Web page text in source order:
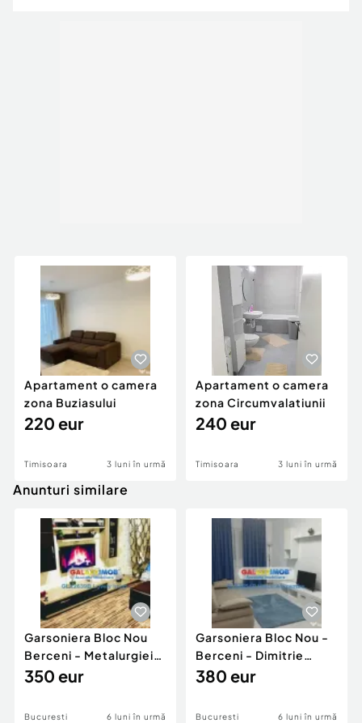
Apartament o camera
zona Buziasului
220 eur
Timisoara 3 luni în urmă
Apartament o camera
zona Circumvalatiunii
240 eur
Timisoara 3 luni în urmă
Anunturi similare
Garsoniera Bloc Nou
Berceni - Metalurgiei
Park - Postalionul
350 eur
Bucuresti 6 luni în urmă
Garsoniera Bloc Nou -
Berceni - Dimitrie
Leonida
380 eur
Bucuresti 6 luni în urmă